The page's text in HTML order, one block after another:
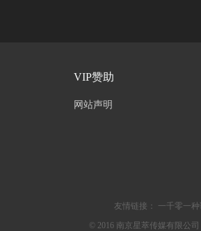
VIP赞助
网站声明
友情链接：
一千零一
© 2016 南京星萃传媒有限公司